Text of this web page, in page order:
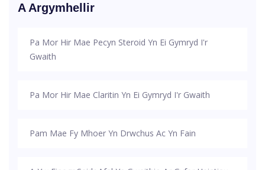
A Argymhellir
Pa Mor Hir Mae Pecyn Steroid Yn Ei Gymryd I'r
Gwaith
Pa Mor Hir Mae Claritin Yn Ei Gymryd I'r Gwaith
Pam Mae Fy Mhoer Yn Drwchus Ac Yn Fain